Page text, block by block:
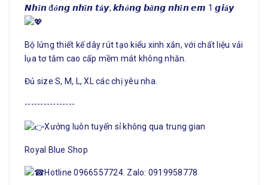
𝙉𝙝𝒊̀𝙣 đ𝒐̂𝙣𝙜 𝙣𝙝𝒊̀𝙣 𝙩𝐚̂𝙮, 𝙠𝙝𝒐̂𝙣𝙜 𝙗𝒂̆̀𝙣𝙜 𝙣𝙝𝒊̀𝙣 𝙚𝙢 1 𝙜𝙞𝐚̂𝙮
Bộ lửng thiết kế dây rút tạo kiểu xinh xắn, với chất liệu vải
lụa tơ tằm cao cấp mềm mát không nhăn.
Đủ size S, M, L, XL các chị yêu nha.
----------------
Xưởng luôn tuyển sỉ không qua trung gian
Royal Blue Shop
Hotline 0966557724. Zalo: 0919958778